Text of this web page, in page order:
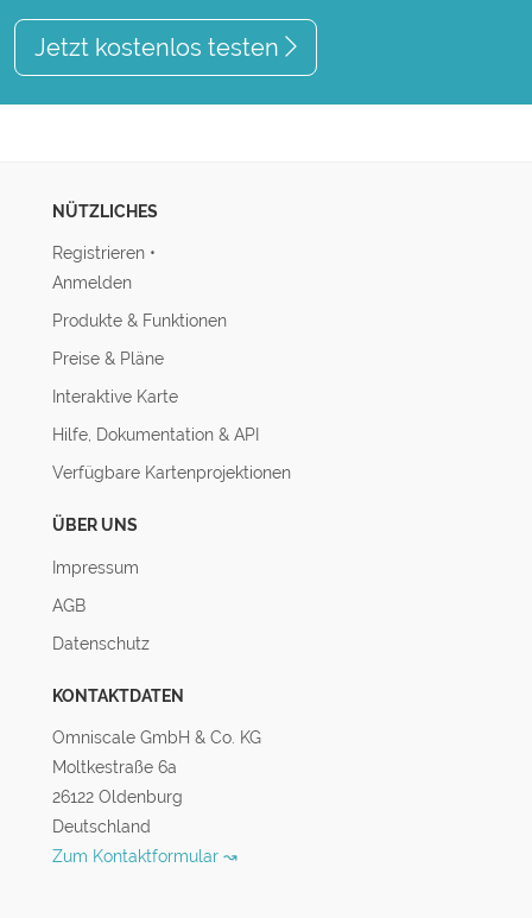
Jetzt kostenlos testen
NÜTZLICHES
Registrieren •
Anmelden
Produkte & Funktionen
Preise & Pläne
Interaktive Karte
Hilfe, Dokumentation & API
Verfügbare Kartenprojektionen
ÜBER UNS
Impressum
AGB
Datenschutz
KONTAKTDATEN
Omniscale GmbH & Co. KG
Moltkestraße 6a
26122 Oldenburg
Deutschland
Zum Kontaktformular ↝